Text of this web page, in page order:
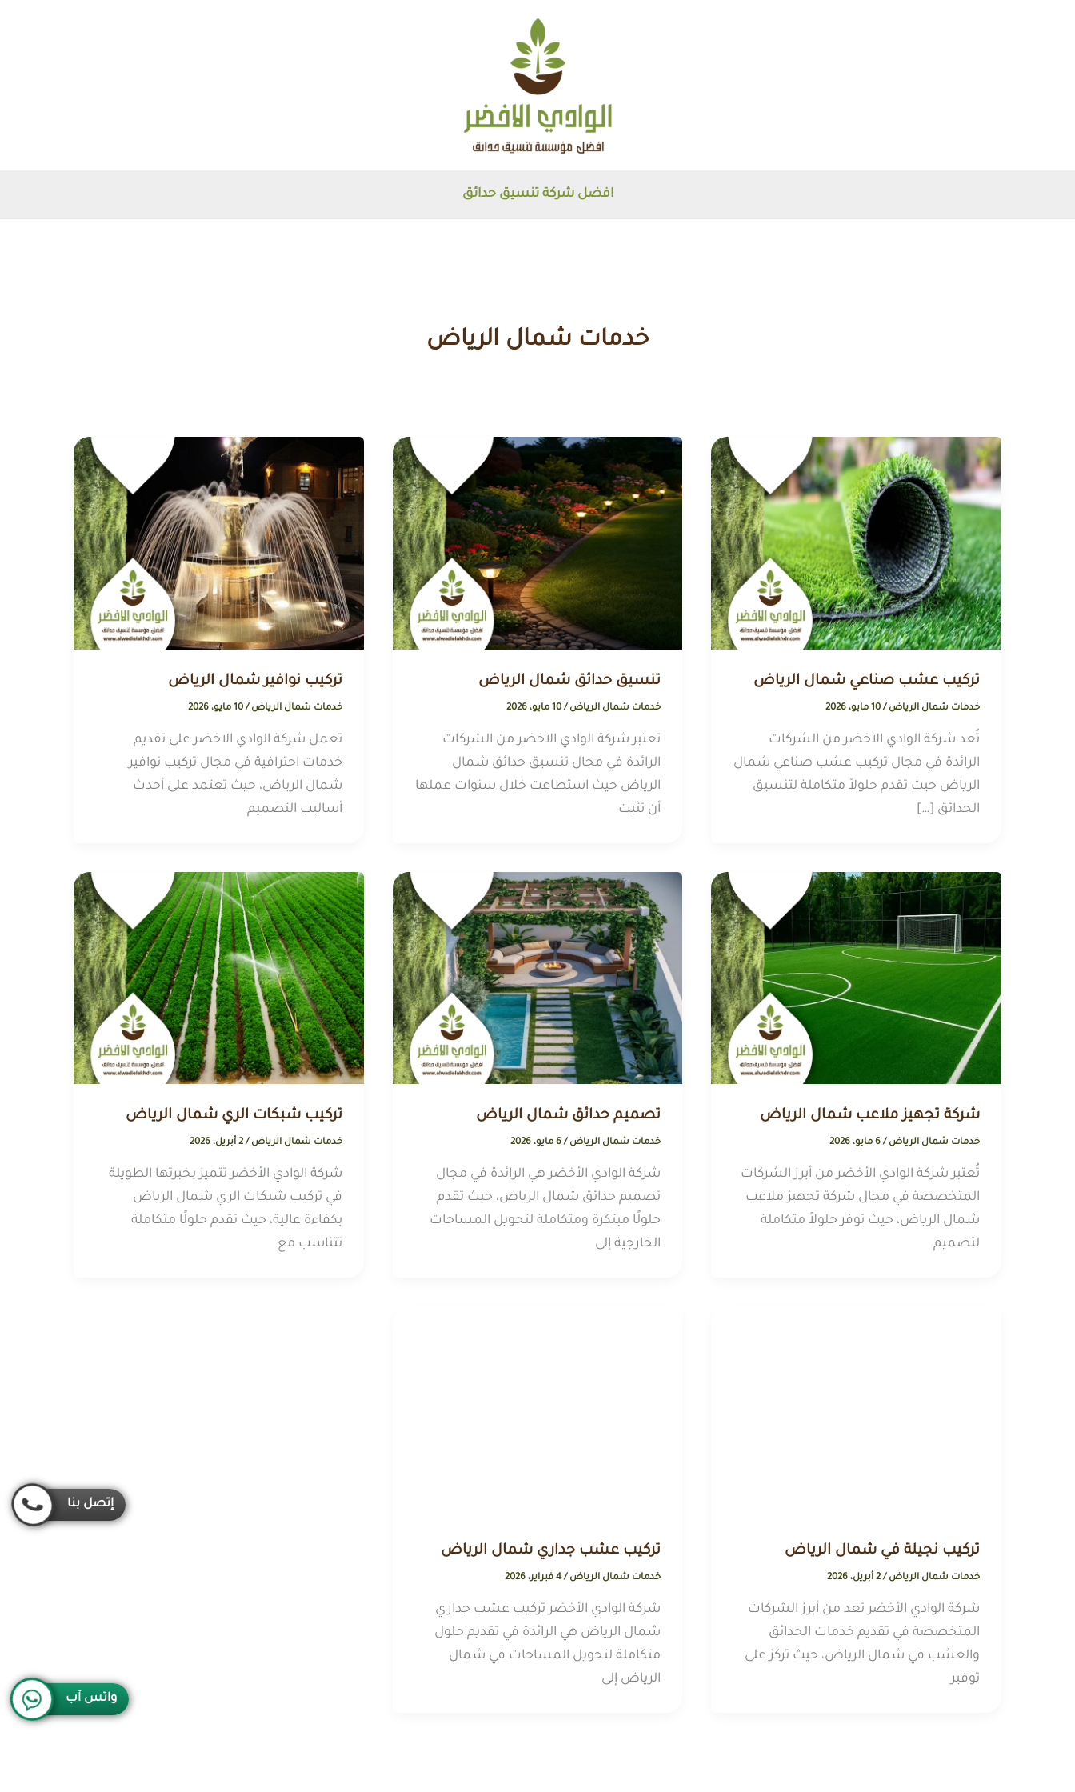
افضل شركة تنسيق حدائق
خدمات شمال الرياض
تركيب عشب صناعي شمال الرياض
خدمات شمال الرياض /10 مايو، 2026
تُعد شركة الوادي الاخضر من الشركات
الرائدة في مجال تركيب عشب صناعي شمال
الرياض حيث تقدم حلولاً متكاملة لتنسيق
الحدائق […]
تنسيق حدائق شمال الرياض
خدمات شمال الرياض /10 مايو، 2026
تعتبر شركة الوادي الاخضر من الشركات
الرائدة في مجال تنسيق حدائق شمال
الرياض حيث استطاعت خلال سنوات عملها
أن تثبت
تركيب نوافير شمال الرياض
خدمات شمال الرياض /10 مايو، 2026
تعمل شركة الوادي الاخضر على تقديم
خدمات احترافية في مجال تركيب نوافير
شمال الرياض، حيث تعتمد على أحدث
أساليب التصميم
شركة تجهيز ملاعب شمال الرياض
خدمات شمال الرياض /6 مايو، 2026
تُعتبر شركة الوادي الأخضر من أبرز الشركات
المتخصصة في مجال شركة تجهيز ملاعب
شمال الرياض، حيث توفر حلولاً متكاملة
لتصميم
تصميم حدائق شمال الرياض
خدمات شمال الرياض /6 مايو، 2026
شركة الوادي الأخضر هي الرائدة في مجال
تصميم حدائق شمال الرياض، حيث تقدم
حلولًا مبتكرة ومتكاملة لتحويل المساحات
الخارجية إلى
تركيب شبكات الري شمال الرياض
خدمات شمال الرياض /2 أبريل، 2026
شركة الوادي الأخضر تتميز بخبرتها الطويلة
في تركيب شبكات الري شمال الرياض
بكفاءة عالية، حيث تقدم حلولًا متكاملة
تتناسب مع
تركيب نجيلة في شمال الرياض
خدمات شمال الرياض /2 أبريل، 2026
شركة الوادي الأخضر تعد من أبرز الشركات
المتخصصة في تقديم خدمات الحدائق
والعشب في شمال الرياض، حيث تركز على
توفير
تركيب عشب جداري شمال الرياض
خدمات شمال الرياض /4 فبراير، 2026
شركة الوادي الأخضر تركيب عشب جداري
شمال الرياض هي الرائدة في تقديم حلول
متكاملة لتحويل المساحات في شمال
الرياض إلى
واتس آب
إتصل بنا